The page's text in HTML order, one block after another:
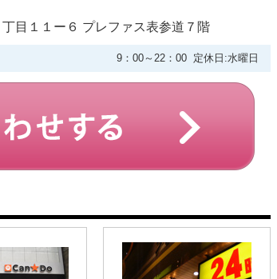
目１１ー６ プレファス表参道７階
9：00～22：00 定休日:水曜日